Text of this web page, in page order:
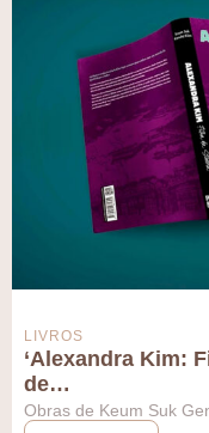
LIVROS
‘Alexandra Kim:
de…
Obras de Keum Suk